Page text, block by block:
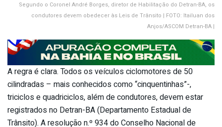
Segundo o Coronel André Borges, diretor de Habilitação do Detran-BA, os
condutores devem obedecer às Leis de Trânsito | FOTO: Itailuan dos
Anjos/ASCOM Detran-BA |
A regra é clara. Todos os veículos ciclomotores de 50
cilindradas – mais conhecidos como “cinquentinhas”-,
triciclos e quadriciclos, além de condutores, devem estar
registrados no Detran-BA (Departamento Estadual de
Trânsito). A resolução n.º 934 do Conselho Nacional de